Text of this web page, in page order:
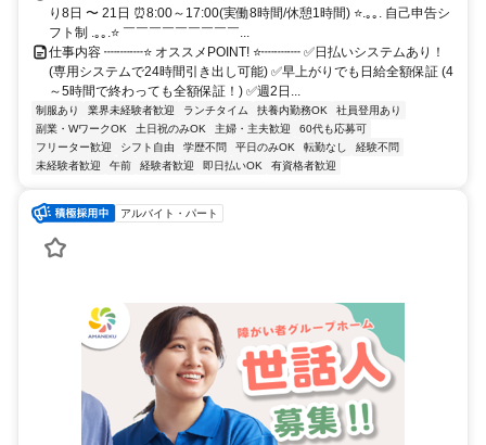
り8日 〜 21日 ⏰8:00～17:00(実働8時間/休憩1時間) ⭐.｡｡. 自己申告シ
フト制 .｡｡.⭐ ￣￣￣￣￣￣￣￣￣...
仕事内容 ┉┉┉⭐ オススメPOINT! ⭐┉┉┉ ✅日払いシステムあり！
(専用システムで24時間引き出し可能) ✅早上がりでも日給全額保証 (4
～5時間で終わっても全額保証！) ✅週2日...
制服あり 業界未経験者歓迎 ランチタイム 扶養内勤務OK
社員登用あり
副業・WワークOK
土日祝のみOK 主婦・主夫歓迎
60代も応募可
フリーター歓迎
シフト自由 学歴不問 平日のみOK 転勤なし
経験不問
未経験者歓迎
午前 経験者歓迎 即日払いOK 有資格者歓迎
アルバイト・パート